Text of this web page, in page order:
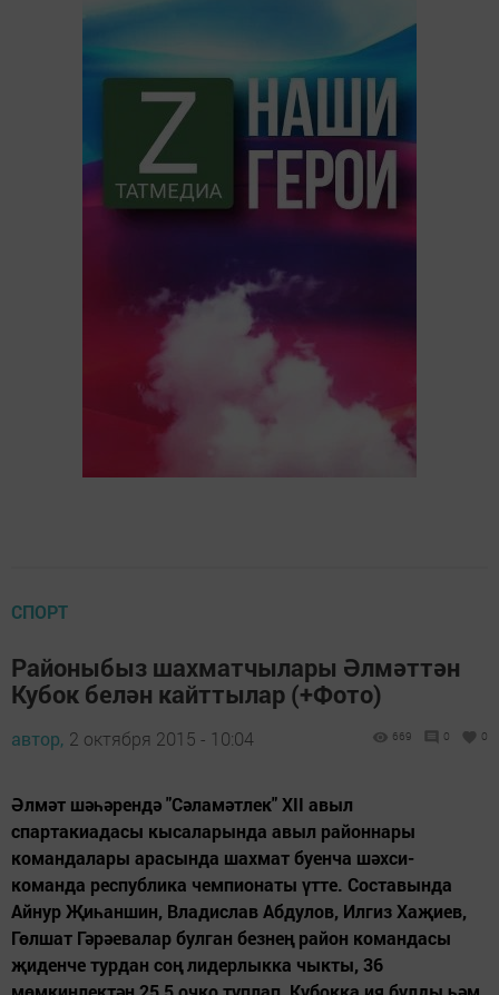
СПОРТ
Районыбыз шахматчылары Әлмәттән
Кубок белән кайттылар (+Фото)
автор, 2 октября 2015 - 10:04 669 0 0
Әлмәт шәһәрендә "Сәламәтлек" XII авыл
спартакиадасы кысаларында авыл районнары
командалары арасында шахмат буенча шәхси-
команда республика чемпионаты үтте. Составында
Айнур Җиһаншин, Владислав Абдулов, Илгиз Хаҗиев,
Гөлшат Гәрәевалар булган безнең район командасы
җиденче турдан соң лидерлыкка чыкты, 36